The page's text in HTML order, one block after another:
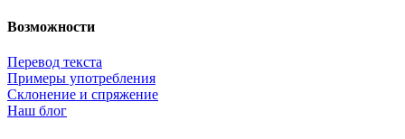
Возможности
Перевод текста
Примеры употребления
Склонение и спряжение
Наш блог